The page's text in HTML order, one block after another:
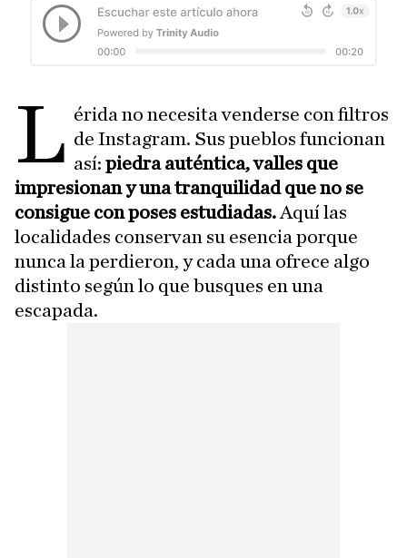
L érida no necesita venderse con filtros
de Instagram. Sus pueblos funcionan
así:piedra auténtica, valles que
impresionan y una tranquilidad que no se
consigue con poses estudiadas. Aquí las
localidades conservan su esencia porque
nunca la perdieron, y cada una ofrece algo
distinto según lo que busques en una
escapada.